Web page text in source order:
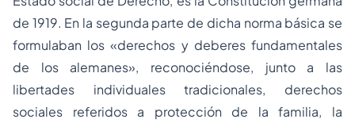
de 1919. En la segunda parte de dicha norma básica se
formulaban los «derechos y deberes fundamentales
de los alemanes», reconociéndose, junto a las
libertades individuales tradicionales, derechos
sociales referidos a protección de la familia, la